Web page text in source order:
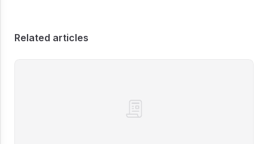
Related articles